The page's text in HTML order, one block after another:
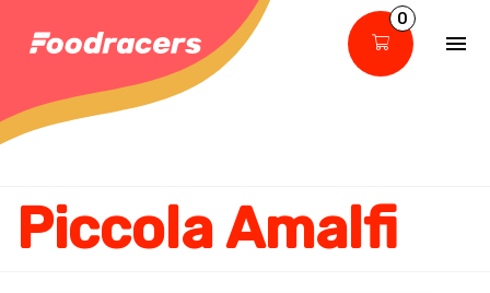
0
Piccola Amalfi